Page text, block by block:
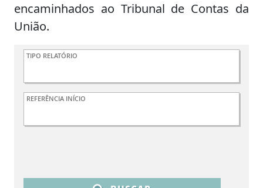
encaminhados ao Tribunal de Contas da
União.